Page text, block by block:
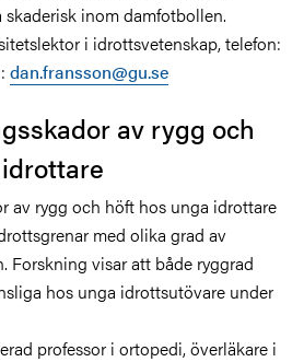
inom damfotbollen.
i idrottsvetenskap, telefon:
dan.fransson@gu.se
av rygg och
av rygg och höft hos unga idrottare
med olika grad av
Forskning visar att både ryggrad
hos unga idrottsutövare under
professor i ortopedi, överläkare i